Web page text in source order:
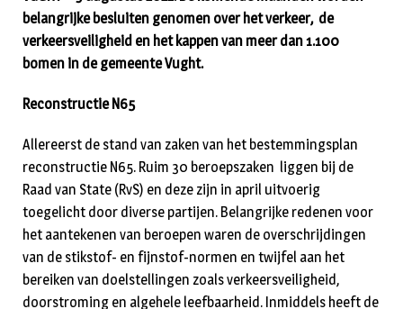
belangrijke besluiten genomen over het verkeer, de
verkeersveiligheid en het kappen van meer dan 1.100
bomen in de gemeente Vught.
Reconstructie N65
Allereerst de stand van zaken van het bestemmingsplan
reconstructie N65. Ruim 30 beroepszaken liggen bij de
Raad van State (RvS) en deze zijn in april uitvoerig
toegelicht door diverse partijen. Belangrijke redenen voor
het aantekenen van beroepen waren de overschrijdingen
van de stikstof- en fijnstof-normen en twijfel aan het
bereiken van doelstellingen zoals verkeersveiligheid,
doorstroming en algehele leefbaarheid. Inmiddels heeft de